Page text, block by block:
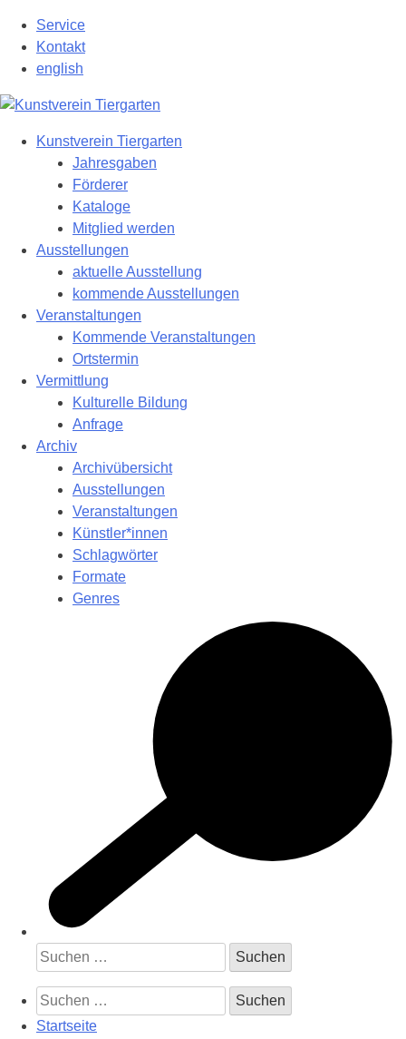
Hauptinhalt
springen
Service
Kontakt
english
Kunstverein Tiergarten
Jahresgaben
Förderer
Kataloge
Mitglied werden
Ausstellungen
aktuelle Ausstellung
kommende Ausstellungen
Veranstaltungen
Kommende Veranstaltungen
Ortstermin
Vermittlung
Kulturelle Bildung
Anfrage
Archiv
Archivübersicht
Ausstellungen
Veranstaltungen
Künstler*innen
Schlagwörter
Formate
Genres
Suchen
nach:
Suchen
nach:
Startseite